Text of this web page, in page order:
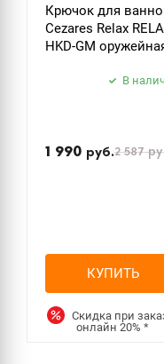
Крючок для
Cezares Relax
HKD-GM
В
1 990 руб.2 587
КУПИТЬ
Скидка при
онлайн20%*